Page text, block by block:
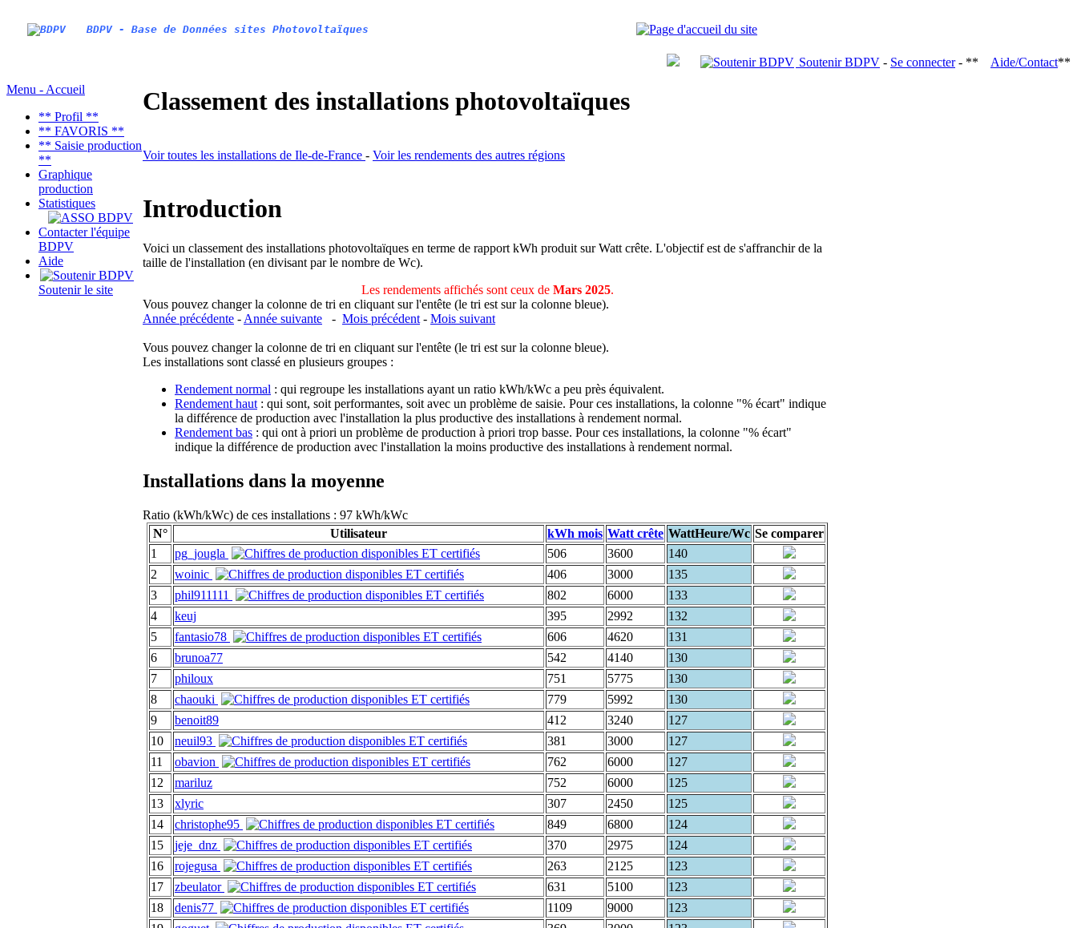
BDPV - Base de Données sites Photovoltaïques
Soutenir BDPV - Se connecter- ** Aide/Contact**
Menu - Accueil
** Profil **
** FAVORIS **
** Saisie production
**
Graphique
production
Statistiques
Contacter l'équipe
BDPV
Aide
Soutenir le site
Classement des installations photovoltaïques
Voir toutes les installations de Ile-de-France - Voir les rendements des autres régions
Introduction
Voici un classement des installations photovoltaïques en terme de rapport kWh produit sur Watt crête. L'objectif est de s'affranchir de la
taille de l'installation (en divisant par le nombre de Wc).
Les rendements affichés sont ceux de Mars 2025.
Vous pouvez changer la colonne de tri en cliquant sur l'entête (le tri est sur la colonne bleue).
Année précédente - Année suivante - Mois précédent - Mois suivant
Vous pouvez changer la colonne de tri en cliquant sur l'entête (le tri est sur la colonne bleue).
Les installations sont classé en plusieurs groupes :
Rendement normal : qui regroupe les installations ayant un ratio kWh/kWc a peu près équivalent.
Rendement haut : qui sont, soit performantes, soit avec un problème de saisie. Pour ces installations, la colonne "% écart" indique
la différence de production avec l'installation la plus productive des installations à rendement normal.
Rendement bas : qui ont à priori un problème de production à priori trop basse. Pour ces installations, la colonne "% écart"
indique la différence de production avec l'installation la moins productive des installations à rendement normal.
Installations dans la moyenne
Ratio (kWh/kWc) de ces installations : 97 kWh/kWc
N°
Utilisateur kWh mois Watt crête WattHeure/Wc Se comparer
1
pg_jougla 506 3600
140
2
woinic 406 3000
135
3
phil911111 802 6000
133
4
keuj 395 2992
132
5
fantasio78 606 4620
131
6
brunoa77 542 4140
130
7
philoux 751 5775
130
8
chaouki 779 5992
130
9
benoit89 412 3240
127
10
neuil93 381 3000
127
11
obavion 762 6000
127
12
mariluz 752 6000
125
13
xlyric 307 2450
125
14
christophe95 849 6800
124
15
jeje_dnz 370 2975
124
16
rojegusa 263 2125
123
17
zbeulator 631 5100
123
18
denis77 1109 9000
123